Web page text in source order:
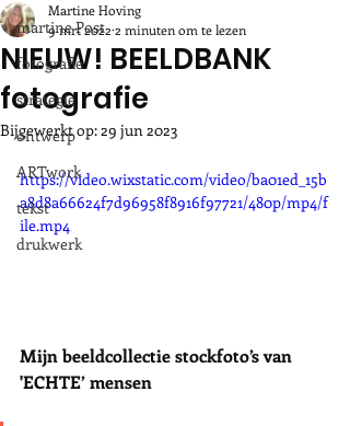
martine Post
fotografie
strategie
ontwerp
ARTwork
tekst
drukwerk
NIEUW! BEELDBANK
fotografie
Martine Hoving
9 mrt 2022 2 minuten om te lezen
Bijgewerkt op:29 jun 2023
https://video.wixstatic.com/video/ba01ed_15b
a8d8a66624f7d96958f8916f97721/480p/mp4/f
ile.mp4
Mijn beeldcollectie stockfoto’s van
'ECHTE’ mensen